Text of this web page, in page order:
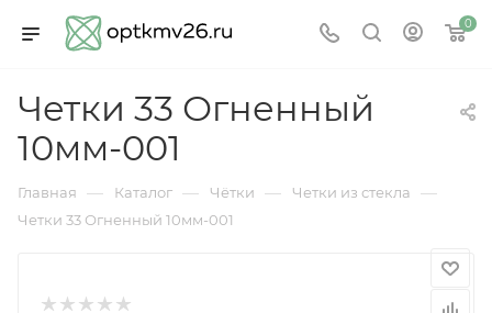
0
Четки 33 Огненный
10мм-001
Главная — Каталог — Чётки — Четки из стекла —
Четки 33 Огненный 10мм-001